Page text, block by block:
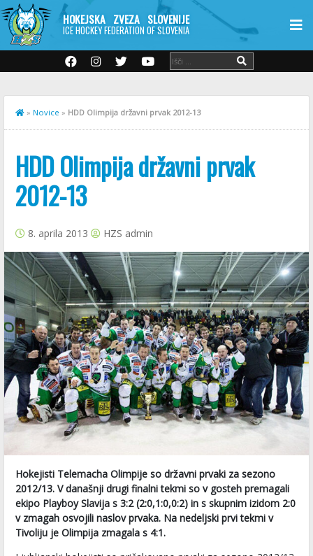
HOKEJSKA ZVEZA SLOVENIJE
ICE HOCKEY FEDERATION OF SLOVENIA
» Novice » HDD Olimpija državni prvak 2012-13
HDD Olimpija državni prvak
2012-13
8. aprila 2013 HZS admin
Hokejisti Telemacha Olimpije so državni prvaki za sezono
2012/13. V današnji drugi finalni tekmi so v gosteh premagali
ekipo Playboy Slavija s 3:2 (2:0,1:0,0:2) in s skupnim izidom 2:0
v zmagah osvojili naslov prvaka. Na nedeljski prvi tekmi v
Tivoliju je Olimpija zmagala s 4:1.